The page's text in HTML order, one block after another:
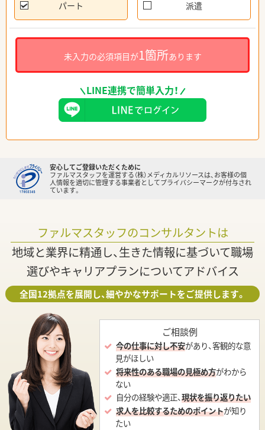
パート 派遣
未入力の必須項目が1箇所あります
LINE連携で簡単入力！
安心してご登録いただくために
ファルマスタッフを運営する（株）メディカルリソースは、お客様の個
人情報を適切に管理する事業者としてプライバシーマークが付与され
ています。
ファルマスタッフのコンサルタントは
地域と業界に精通し、生きた情報に基づいて職場
選びやキャリアプランについてアドバイス
全国12拠点を展開し、細やかなサポートをご提供します。
ご相談例
今の仕事に対し不安があり、客観的な意
見がほしい
将来性のある職場の見極め方がわから
ない
自分の経験や適正、現状を振り返りたい
求人を比較するためのポイントが知り
たい